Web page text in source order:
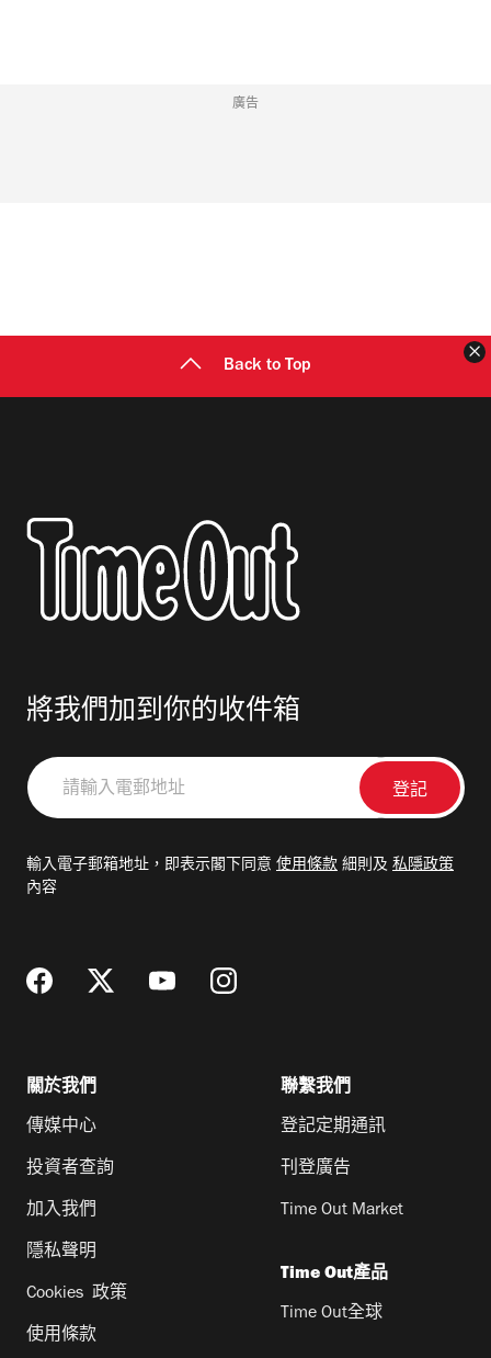
廣告
Back to Top
將我們加到你的收件箱
請
輸
郵
輸入電子郵箱地址，即表示閣下同意 使用條款 細則及 私隱政策
內容
關於我們
傳媒中心
投資者查詢
加入我們
隱私聲明
Cookies 政策
使用條款
聯繫我們
登記定期通訊
刊登廣告
Time Out Market
Time Out產品
Time Out全球